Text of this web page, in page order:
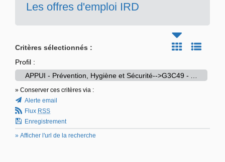
Les offres d'emploi IRD
Critères sélectionnés :
Profil :
» Conserver ces critères via :
Alerte email
Flux RSS
Enregistrement
» Afficher l'url de la recherche